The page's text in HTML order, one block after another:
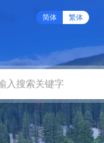
简体 繁体